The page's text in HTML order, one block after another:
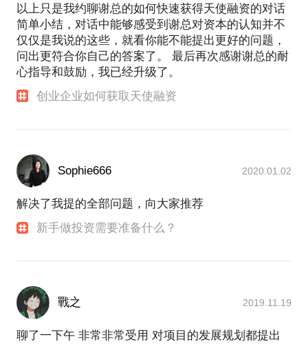
以上只是我约聊谢总的如何快速获得天使融资的对话
简单小结，对话中能够感受到谢总对资本的认知并不
仅仅是我说的这些，就看你能不能提出更好的问题，
问出更符合你自己的答案了。 最后再次感谢谢总的耐
心指导和鼓励，我已经升级了。
创业企业如何获取天使融资
Sophie666 2020.01.02
解决了我提的全部问题，向大家推荐
新手做投资需要准备什么？
戰之 2019.11.19
聊了一下午 非常非常受用 对项目的发展规划都提出